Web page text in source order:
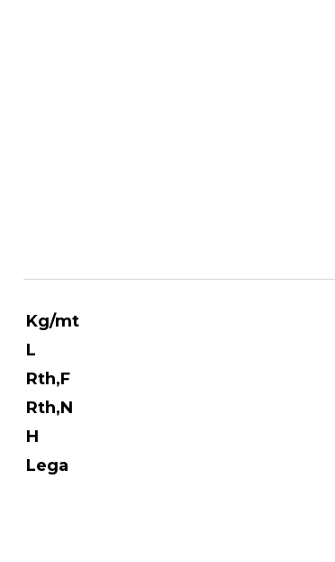
Kg/mt
L
Rth,F
Rth,N
H
Lega